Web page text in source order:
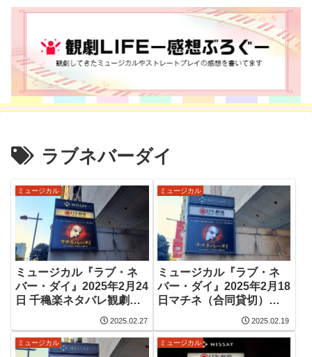
ラブネバーダイ
ミュージカル
ミュージカル『ラブ・ネ
バー・ダイ』2025年2月24
日 千穐楽ネタバレ観劇感
2025.02.27
ミュージカル
ミュージカル『ラブ・ネ
バー・ダイ』2025年2月18
日マチネ（合同貸切）観
2025.02.19
ミュージカル ミュージカル